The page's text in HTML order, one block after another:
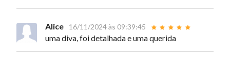
Alice 16/11/2024 às 09:39:45
uma diva, foi detalhada e uma querida